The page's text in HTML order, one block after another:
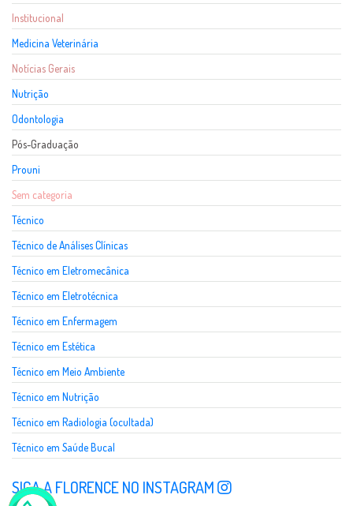
Institucional
Medicina Veterinária
Notícias Gerais
Nutrição
Odontologia
Pós-Graduação
Prouni
Sem categoria
Técnico
Técnico de Análises Clínicas
Técnico em Eletromecânica
Técnico em Eletrotécnica
Técnico em Enfermagem
Técnico em Estética
Técnico em Meio Ambiente
Técnico em Nutrição
Técnico em Radiologia (ocultada)
Técnico em Saúde Bucal
SIGA A FLORENCE NO INSTAGRAM